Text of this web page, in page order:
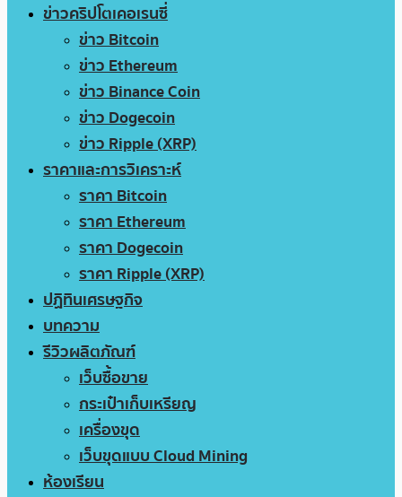
ข่าวคริปโตเคอเรนซี่
ข่าว Bitcoin
ข่าว Ethereum
ข่าว Binance Coin
ข่าว Dogecoin
ข่าว Ripple (XRP)
ราคาและการวิเคราะห์
ราคา Bitcoin
ราคา Ethereum
ราคา Dogecoin
ราคา Ripple (XRP)
ปฏิทินเศรษฐกิจ
บทความ
รีวิวผลิตภัณฑ์
เว็บซื้อขาย
กระเป๋าเก็บเหรียญ
เครื่องขุด
เว็บขุดแบบ Cloud Mining
ห้องเรียน